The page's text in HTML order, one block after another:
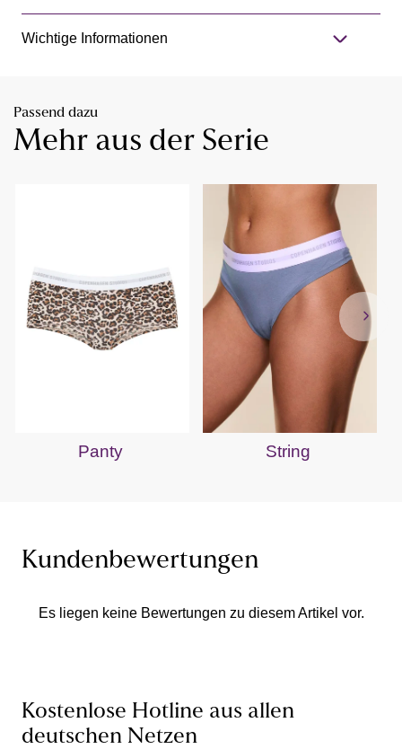
Wichtige Informationen
Passend dazu
Mehr aus der Serie
Panty String
Kundenbewertungen
Es liegen keine Bewertungen zu diesem Artikel vor.
Kostenlose Hotline aus allen
deutschen Netzen